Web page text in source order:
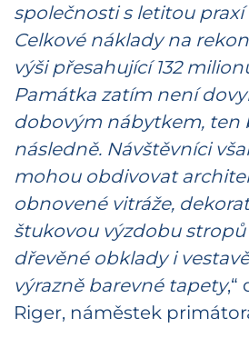
společnosti s letitou praxí
Celkové náklady na
výši přesahující 132
Památka zatím není
dobovým nábytkem, ten
následně. Návštěvníci
mohou obdivovat
obnovené vitráže,
štukovou výzdobu stropů
dřevěné obklady i
výrazně barevné tapety,“
Riger, náměstek